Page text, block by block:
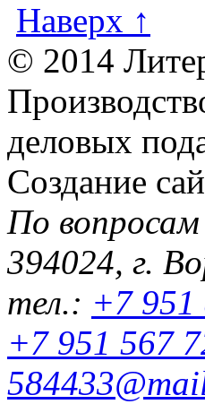
Наверх ↑
© 2014
деловых
Создание
По
394024, г.
тел.: +7 951
+7 951 567